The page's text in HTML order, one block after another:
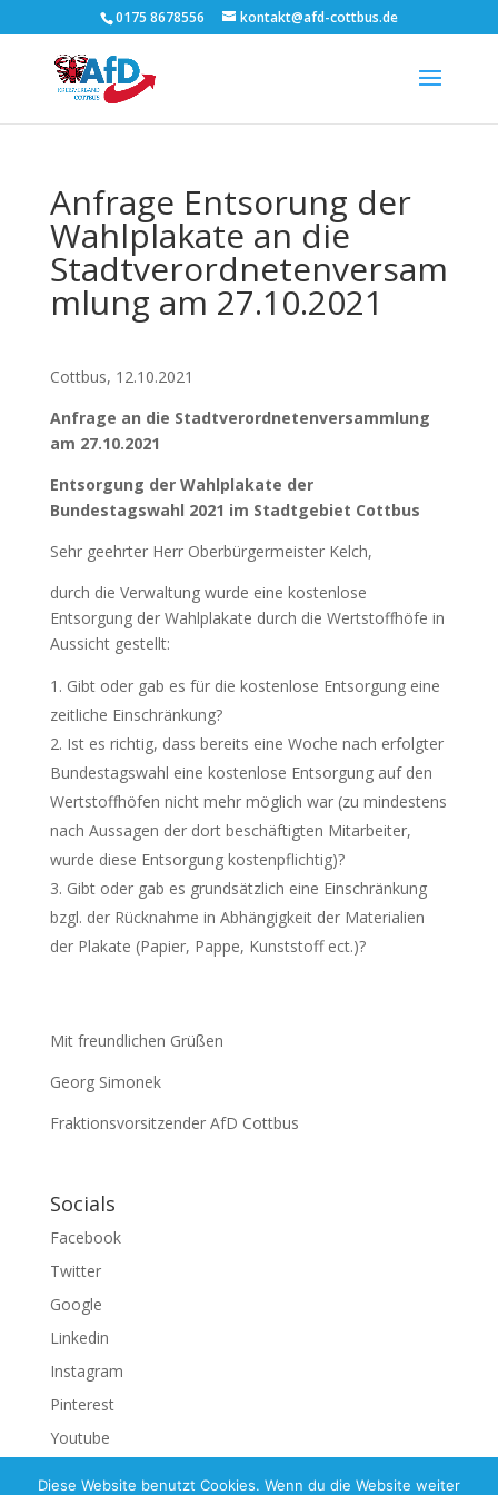
0175 8678556 kontakt@afd-cottbus.de
Anfrage Entsorung der
Wahlplakate an die
Stadtverordnetenversam
mlung am 27.10.2021
Cottbus, 12.10.2021
Anfrage an die Stadtverordnetenversammlung
am 27.10.2021
Entsorgung der Wahlplakate der
Bundestagswahl 2021 im Stadtgebiet Cottbus
Sehr geehrter Herr Oberbürgermeister Kelch,
durch die Verwaltung wurde eine kostenlose
Entsorgung der Wahlplakate durch die Wertstoffhöfe in
Aussicht gestellt:
Gibt oder gab es für die kostenlose Entsorgung eine
zeitliche Einschränkung?
Ist es richtig, dass bereits eine Woche nach erfolgter
Bundestagswahl eine kostenlose Entsorgung auf den
Wertstoffhöfen nicht mehr möglich war (zu mindestens
nach Aussagen der dort beschäftigten Mitarbeiter,
wurde diese Entsorgung kostenpflichtig)?
Gibt oder gab es grundsätzlich eine Einschränkung
bzgl. der Rücknahme in Abhängigkeit der Materialien
der Plakate (Papier, Pappe, Kunststoff ect.)?
Mit freundlichen Grüßen
Georg Simonek
Fraktionsvorsitzender AfD Cottbus
Socials
Facebook
Twitter
Google
Linkedin
Instagram
Pinterest
Youtube
Diese Website benutzt Cookies. Wenn du die Website weiter